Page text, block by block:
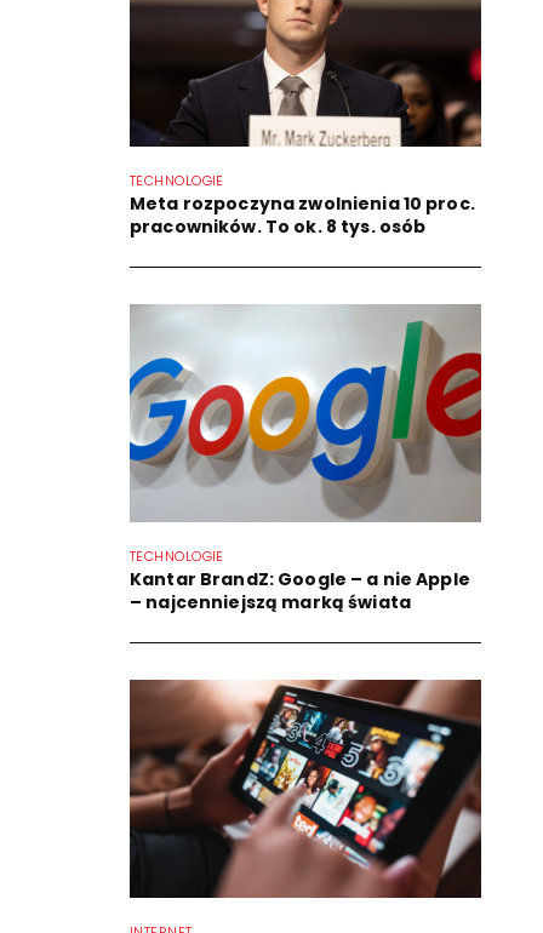
TECHNOLOGIE
Meta rozpoczyna zwolnienia 10 proc.
pracowników. To ok. 8 tys. osób
TECHNOLOGIE
Kantar BrandZ: Google – a nie Apple
– najcenniejszą marką świata